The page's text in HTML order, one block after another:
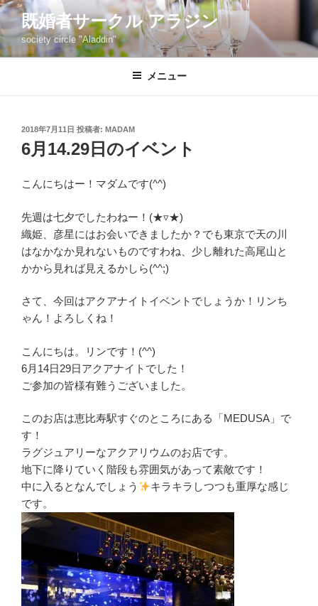
コ
ン
テ
ン
既婚者サークル アラジン
society circle "Aladdin"
メニュー
投
稿
日:
2018年7月11日 投稿者: MADAM
6月14.29日のイベント
こんにちはー！マダムです(^^)
先週は七夕でしたわねー！(★▿★)
織姫、彦星にはお会いできましたか？でも東京で天の川
はなかなか見れないものですわね、少し離れた高尾山と
かから見れば見えるかしら(^^;)
さて、今回はアクアナイトイベントでしょうか！リンち
ゃん！よろしくね！
こんにちは。リンです！(^^)
6月14日29日アクアナイトでした！
ご参加の皆様有難うございました。
このお店は恵比寿駅すぐのところにある「MEDUSA」で
す！
ラグジュアリーなアクアリウムのお店です。
地下に降りていく階段も雰囲気があって素敵です！
中に入るとなんでしょう
キラキラしつつも重厚な感じ
です。